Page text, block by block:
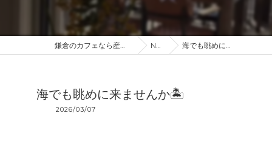
鎌倉のカフェなら産地直送のDROP IN NEWS 海でも眺めに来ませんか🏝️
海でも眺めに来ませんか🏝️
2026/03/07